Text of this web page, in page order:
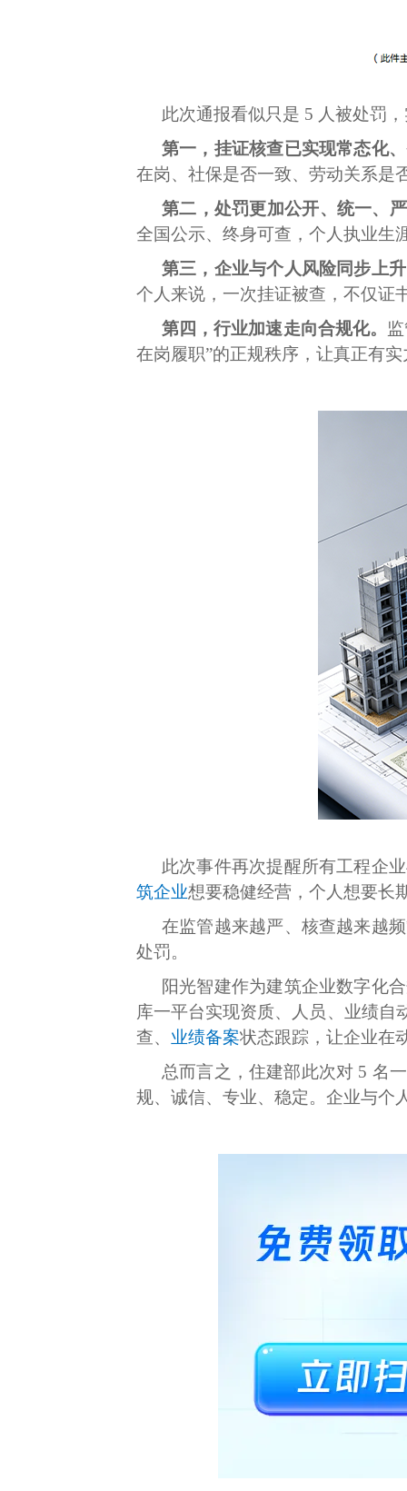
此次通报看似只是 5 人被处罚
第一，挂证核查已实现常态化
在岗、社保是否一致、劳动关系是
第二，处罚更加公开、统一、
全国公示、终身可查，个人执业生
第三，企业与个人风险同步上
个人来说，一次挂证被查，不仅证
第四，行业加速走向合规化。
在岗履职”的正规秩序，让真正有
此次事件再次提醒所有工程企
筑企业想要稳健经营，个人想要长
在监管越来越严、核查越来越
处罚。
阳光智建作为建筑企业数字化
库一平台实现资质、人员、业绩自
查、 业绩备案状态跟踪，让企业在
总而言之，住建部此次对 5 名
规、诚信、专业、稳定。企业与个